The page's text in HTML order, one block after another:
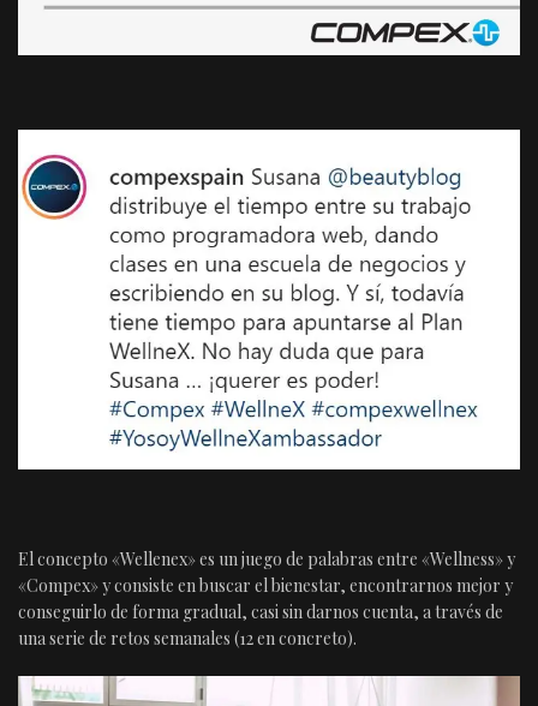
El concepto «Wellenex» es un juego de palabras entre «Wellness» y
«Compex» y consiste en buscar el bienestar, encontrarnos mejor y
conseguirlo de forma gradual, casi sin darnos cuenta, a través de
una serie de retos semanales (12 en concreto).